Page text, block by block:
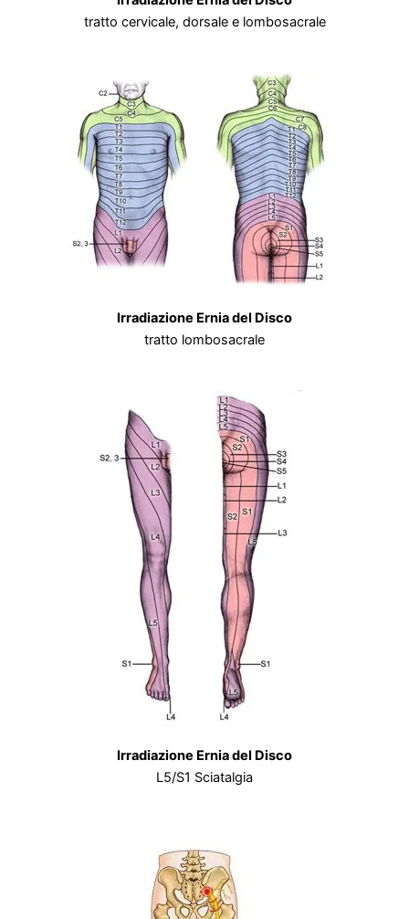
tratto cervicale, dorsale e lombosacrale
Irradiazione Ernia del Disco
tratto lombosacrale
Irradiazione Ernia del Disco
L5/S1 Sciatalgia